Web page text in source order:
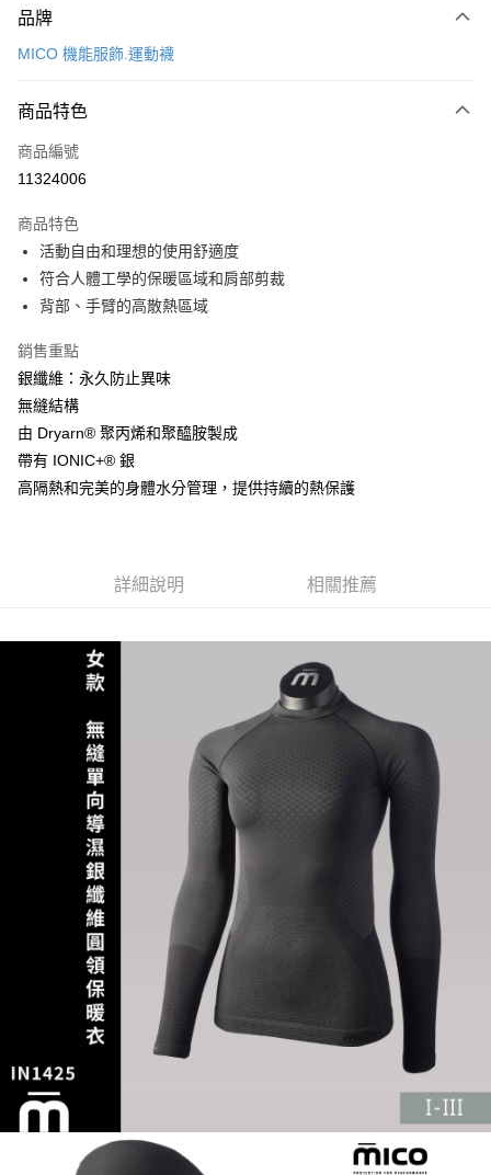
信用卡一次付款
LINE Pay
Apple Pay
悠遊付
Google Pay
全盈+PAY
AFTEE先享後付
相關說明
【關於「AFTEE先享後付」】
AFTEE先享後付是「在收到商品之後才付款」的支付方式。 讓您購物簡單
便利好安心！
１．簡單：不需註冊會員、不需綁卡、不需儲值。
２．便利：只要手機號碼，簡訊認證，即可結帳。
結帳頁面，進行簡訊認證並確認金額後，即可完成結帳。
ATM／網路銀行／等多元方式進行付款，方視為交易完成。
※ 請注意：結帳手續完成當下不需立刻繳費，但若您需要取消訂單，請聯絡
購買商品的店家。未經商家同意取消之訂單仍視為有效，需透過AFTEE先享
※ 交易是否成功請以「AFTEE先享後付 」之結帳頁面顯示為準，若有關於
是否繳費成功／繳費後需取消欲退款等相關疑問，請聯繫「AFTEE先享後付
客戶支援中心」
https://netprotections.freshdesk.com/support/home
【注意事項】
１．透過由恩沛科技股份有限公司提供之「AFTEE先享後付」服務完成之交
易，需依本服務之必要範圍內提供個人資料，並將交易相關給付款項請求債
權轉讓予恩沛科技股份有限公司。
２．關於個人資料處理事宜，請瀏覽以下網址：
https://aftee.tw/terms/#terms3
３．未成年的使用者請事先徵得法定代理人或監護人之同意方可使用
「AFTEE先享後付」，若未經同意申辦者引起之損失，本公司不負相關責
４．使用「AFTEE先享後付」時，將依據個別帳號之用戶狀況，依本公司即
時審查核予不同之上限額度；若仍有額度不足之情形，本公司將視審查結果
請求用戶進行身份認證。
５．嚴禁一人註冊多個帳號或使用他人資訊註冊。若發現惡意使用之情形，
恩沛科技股份有限公司將有權停止該用戶之使用額度並採取法律行動。
ATM付款
貨到付款
每筆NT$60，滿NT$499(含以上)免運費
每筆NT$60，滿NT$799(含以上)免運費
每筆NT$100，滿NT$799(含以上)免運費
付款後門市自取
每筆NT$130，滿NT$3,000(含以上)免運費
品牌
MICO 機能服飾.運動襪
商品特色
商品編號
11324006
商品特色
活動自由和理想的使用舒適度
符合人體工學的保暖區域和肩部剪裁
背部、手臂的高散熱區域
銷售重點
銀纖維：永久防止異味
無縫結構
由 Dryarn® 聚丙烯和聚醯胺製成
帶有 IONIC+® 銀
高隔熱和完美的身體水分管理，提供持續的熱保護
詳細說明 相關推薦